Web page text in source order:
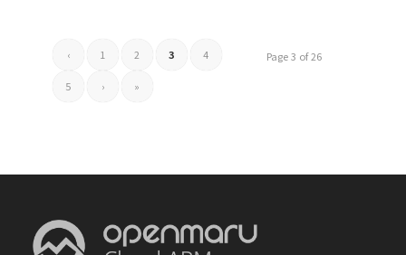
Page 3 of 26
‹ 1 2 3 4
5 › »